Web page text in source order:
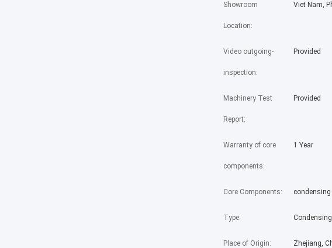
Showroom
Location:
Video outgoing-
inspection:
Provided
Machinery Test
Report:
Provided
Warranty of core
components:
1 Year
Core Components:
Type:
Place of Origin: Zhejiang,